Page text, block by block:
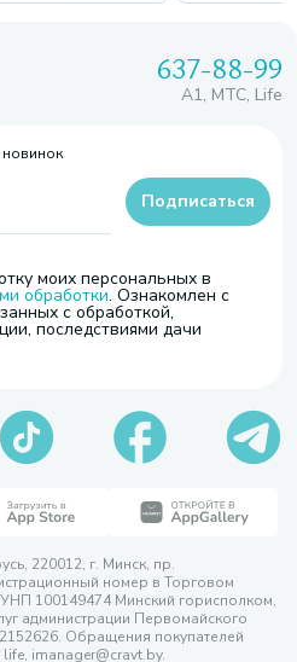
637-88-99
A1, МТС, Life
новинок
моих персональных в
обработки. Ознакомлен с
с обработкой,
последствиями дачи
Подписаться
220012, г. Минск, пр.
номер в Торговом
100149474 Минский горисполком,
администрации Первомайского
Обращения покупателей
imanager@cravt.by.